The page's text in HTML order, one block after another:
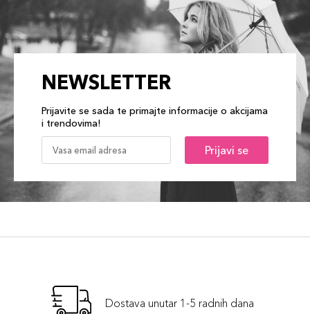
NEWSLETTER
Prijavite se sada te primajte informacije o akcijama
i trendovima!
Prijavi se
Dostava unutar 1-5 radnih dana